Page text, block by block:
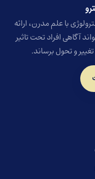
با علم مدرن، ارائه
آگاهی افراد تحت تاثیر
تغییر و تحول برساند.